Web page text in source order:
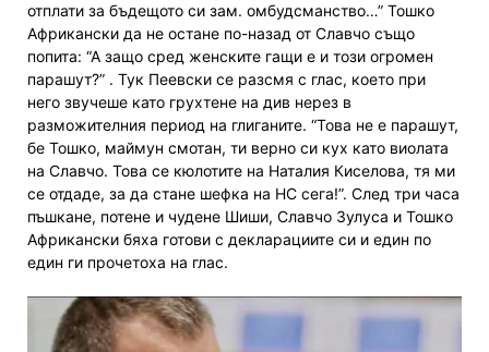
отплати за бъдещото си зам. омбудсманство…” Тошко
Африкански да не остане по-назад от Славчо също
попита: “А защо сред женските гащи е и този огромен
парашут?” . Тук Пеевски се разсмя с глас, което при
него звучеше като грухтене на див нерез в
разможителния период на глиганите. “Това не е парашут,
бе Тошко, маймун смотан, ти верно си кух като виолата
на Славчо. Това се кюлотите на Наталия Киселова, тя ми
се отдаде, за да стане шефка на НС сега!”. След три часа
пъшкане, потене и чудене Шиши, Славчо Зулуса и Тошко
Африкански бяха готови с декларациите си и един по
един ги прочетоха на глас.